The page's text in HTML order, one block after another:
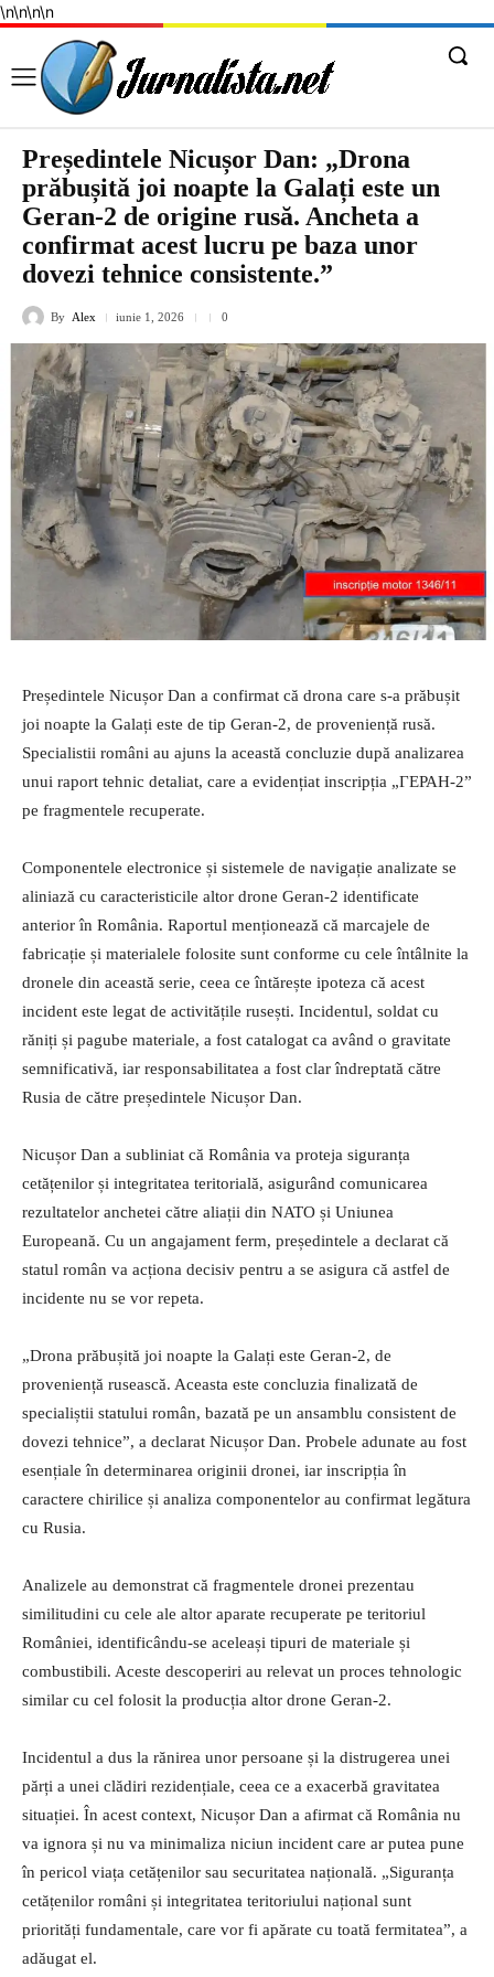
\n\n\n\n
Președintele Nicușor Dan: „Drona
prăbușită joi noapte la Galați este un
Geran-2 de origine rusă. Ancheta a
confirmat acest lucru pe baza unor
dovezi tehnice consistente.”
By Alex iunie 1, 2026 0
Președintele Nicușor Dan a confirmat că drona care s-a prăbușit
joi noapte la Galați este de tip Geran-2, de proveniență rusă.
Specialistii români au ajuns la această concluzie după analizarea
unui raport tehnic detaliat, care a evidențiat inscripția „ГЕРАН-2”
pe fragmentele recuperate.
Componentele electronice și sistemele de navigație analizate se
aliniază cu caracteristicile altor drone Geran-2 identificate
anterior în România. Raportul menționează că marcajele de
fabricație și materialele folosite sunt conforme cu cele întâlnite la
dronele din această serie, ceea ce întărește ipoteza că acest
incident este legat de activitățile rusești. Incidentul, soldat cu
răniți și pagube materiale, a fost catalogat ca având o gravitate
semnificativă, iar responsabilitatea a fost clar îndreptată către
Rusia de către președintele Nicușor Dan.
Nicușor Dan a subliniat că România va proteja siguranța
cetățenilor și integritatea teritorială, asigurând comunicarea
rezultatelor anchetei către aliații din NATO și Uniunea
Europeană. Cu un angajament ferm, președintele a declarat că
statul român va acționa decisiv pentru a se asigura că astfel de
incidente nu se vor repeta.
„Drona prăbușită joi noapte la Galați este Geran-2, de
proveniență rusească. Aceasta este concluzia finalizată de
specialiștii statului român, bazată pe un ansamblu consistent de
dovezi tehnice”, a declarat Nicușor Dan. Probele adunate au fost
esențiale în determinarea originii dronei, iar inscripția în
caractere chirilice și analiza componentelor au confirmat legătura
cu Rusia.
Analizele au demonstrat că fragmentele dronei prezentau
similitudini cu cele ale altor aparate recuperate pe teritoriul
României, identificându-se aceleași tipuri de materiale și
combustibili. Aceste descoperiri au relevat un proces tehnologic
similar cu cel folosit la producția altor drone Geran-2.
Incidentul a dus la rănirea unor persoane și la distrugerea unei
părți a unei clădiri rezidențiale, ceea ce a exacerbă gravitatea
situației. În acest context, Nicușor Dan a afirmat că România nu
va ignora și nu va minimaliza niciun incident care ar putea pune
în pericol viața cetățenilor sau securitatea națională. „Siguranța
cetățenilor români și integritatea teritoriului național sunt
priorități fundamentale, care vor fi apărate cu toată fermitatea”, a
adăugat el.